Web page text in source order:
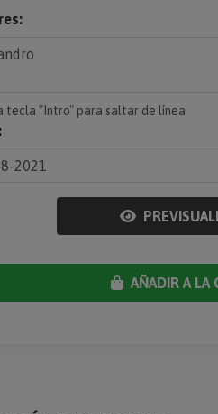
tecla "Intro" para saltar de línea
AÑADIR A LA